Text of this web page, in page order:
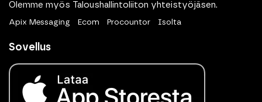
Olemme myös Taloushallintoliiton yhteistyöjäsen.
Apix Messaging Ecom Procountor Isolta
Sovellus